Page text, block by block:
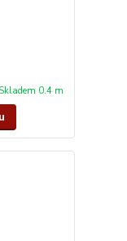
Skladem 0.4 m